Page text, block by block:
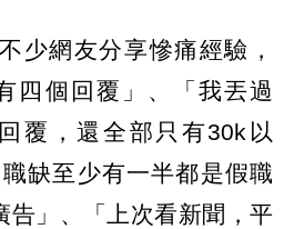
少網友分享慘痛經驗，
四個回覆」、「我丟過
覆，還全部只有30k以
缺至少有一半都是假職
告」、「上次看新聞，平